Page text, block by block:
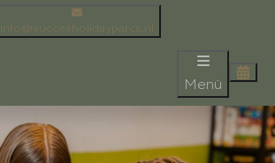
info@succesholidayparcs.nl
Menü